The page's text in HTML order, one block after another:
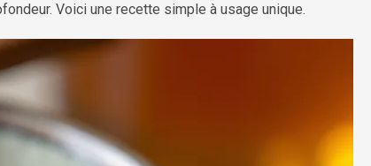
Voici une recette simple à usage unique.